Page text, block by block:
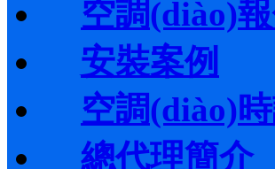
空調(diào)
安裝案例
空調(diào)
總代理簡介